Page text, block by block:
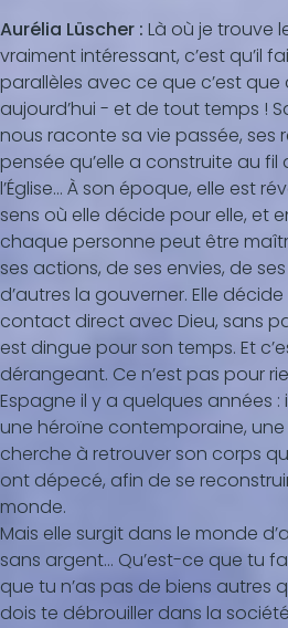
Aurélia Lüscher : Là où je trouve
vraiment intéressant, c’est qu’il
parallèles avec ce que c’est que
aujourd’hui - et de tout temps !
nous raconte sa vie passée, ses
pensée qu’elle a construite au
l’Église… À son époque, elle est
sens où elle décide pour elle, et
chaque personne peut être
ses actions, de ses envies, de
d’autres la gouverner. Elle
contact direct avec Dieu, sans
est dingue pour son temps. Et
dérangeant. Ce n’est pas pour
Espagne il y a quelques années
une héroïne contemporaine,
cherche à retrouver son corps
ont dépecé, afin de se
monde.
Mais elle surgit dans le monde
sans argent… Qu’est-ce que tu
que tu n’as pas de biens autres
dois te débrouiller dans la